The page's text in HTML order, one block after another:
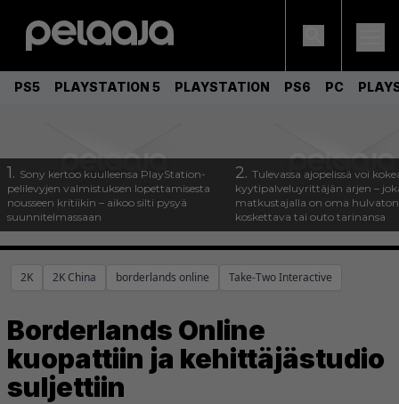
PS5 PLAYSTATION 5 PLAYSTATION PS6 PC
1. Sony kertoo kuulleensa PlayStation-
pelilevyjen valmistuksen lopettamisesta
nousseen kritiikin – aikoo silti pysyä
suunnitelmassaan
2. Tulevassa ajopelissä voi
kyytipalveluyrittäjän arjen –
matkustajalla on oma
koskettava tai outo tarinansa
2K 2K China borderlands online Take-Two Interactive
Borderlands Online
kuopattiin ja kehittäjästudio
suljettiin